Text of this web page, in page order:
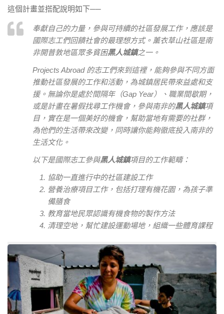
這個計畫並搭配說明如下──
奉獻自己的力量，參與可持續的社區發展工作，應該是
國際志工們回饋社會的最理想方式。薰衣草山社區是南
非開普敦地區眾多貧困黑人城鎮之一。
Projects Abroad 的志工們來到這裡，能夠參與不同方面
推動社區發展的工作和活動，為城鎮居民帶來益處和支
援。無論你是處於間隔年（Gap Year）、職業間歇期，
或是計畫在暑假找尋工作機會，參與南非的黑人城鎮項
目，實在是一個美好的機會，幫助當地有需要的社群，
為他們的生活帶來改變，同時讓你能夠徹底投入南非的
生活文化。
以下是國際志工參與黑人城鎮項目的工作範疇：
協助一直進行中的社區建設工作
營養治療項目工作，包括打理有機花園，為孩子準
備膳食
教育當地民眾認識有機食物的製作方法
清理空地，幫忙建設運動場地，組織一些體育課程